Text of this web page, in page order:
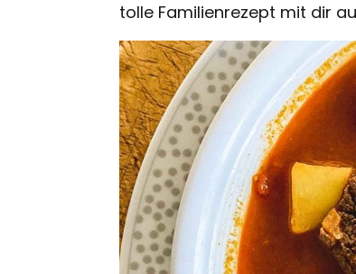
tolle Familienrezept mit dir